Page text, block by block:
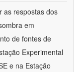
as respostas dos
em
de fontes de
Experimental
e na Estação